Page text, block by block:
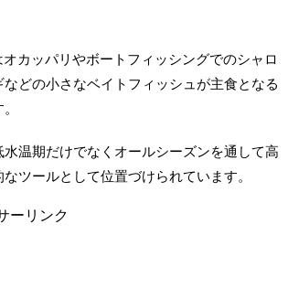
カッパリやボートフィッシングでのシャロ
どの小さなベイトフィッシュが主食となる
温期だけでなくオールシーズンを通して高
ツールとして位置づけられています。
リンク